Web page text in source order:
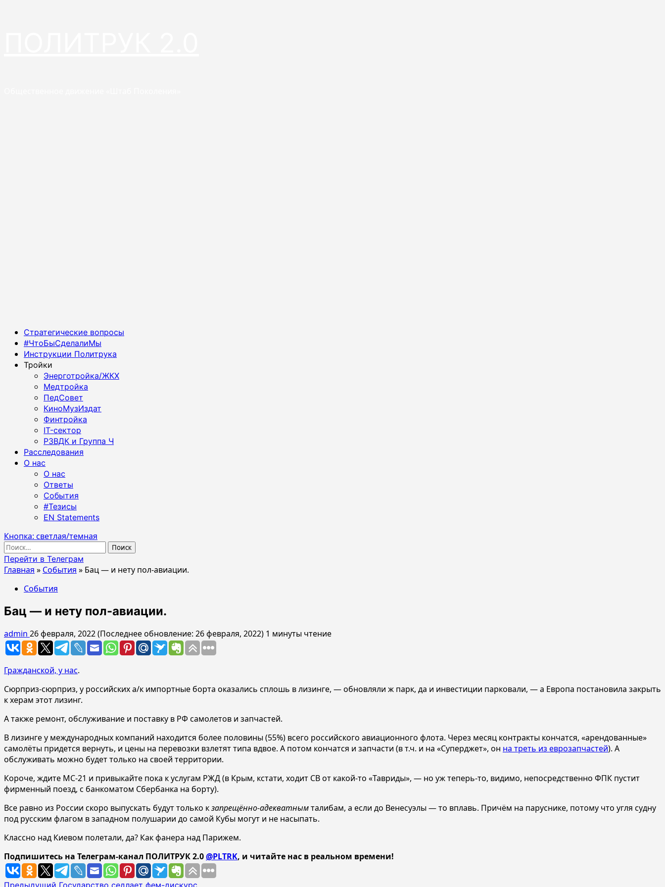
Основное
меню
Стратегические вопросы
#ЧтоБыСделалиМы
Инструкции Политрука
Тройки
Энерготройка/ЖКХ
Медтройка
ПедСовет
КиноМузИздат
Финтройка
IT-сектор
РЗВДК и Группа Ч
Расследования
О нас
О нас
Ответы
События
#Тезисы
EN Statements
Кнопка: светлая/темная
Найти:
Перейти в Телеграм
Главная » События » Бац — и нету пол-авиации.
События
Бац — и нету пол-авиации.
admin 26 февраля, 2022 (Последнее обновление: 26 февраля, 2022) 1 минуты чтение
Гражданской, у нас.
Сюрприз-сюрприз, у российских а/к импортные борта оказались сплошь в лизинге, — обновляли ж парк, да и инвестиции парковали, — а Европа постановила закрыть
к херам этот лизинг.
А также ремонт, обслуживание и поставку в РФ самолетов и запчастей.
В лизинге у международных компаний находится более половины (55%) всего российского авиационного флота. Через месяц контракты кончатся, «арендованные»
самолёты придется вернуть, и цены на перевозки взлетят типа вдвое. А потом кончатся и запчасти (в т.ч. и на «Суперджет», он на треть из еврозапчастей). А
обслуживать можно будет только на своей территории.
Короче, ждите МС-21 и привыкайте пока к услугам РЖД (в Крым, кстати, ходит СВ от какой-то «Тавриды», — но уж теперь-то, видимо, непосредственно ФПК пустит
фирменный поезд, с банкоматом Сбербанка на борту).
Все равно из России скоро выпускать будут только кзапрещённо-адекватнымталибам, а если до Венесуэлы — то вплавь. Причём на паруснике, потому что угля судну
под русским флагом в западном полушарии до самой Кубы могут и не насыпать.
Классно над Киевом полетали, да? Как фанера над Парижем.
Подпишитесь на Телеграм-канал ПОЛИТРУК 2.0@PLTRK, и читайте нас в реальном времени!
Предыдущий Государство седлает фем-дискурс